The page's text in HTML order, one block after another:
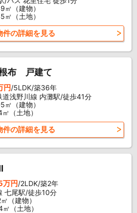
㎡（建物）
㎡（土地）
件の詳細を見る
布 戸建て
円/5LDK/築36年
道浅野川線 内灘駅/徒歩41分
㎡（建物）
（土地）
件の詳細を見る
万円/2LDK/築2年
七尾駅/徒歩10分
（建物）
（土地）